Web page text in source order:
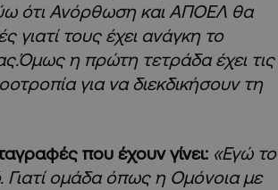
ότι Ανόρθωση και ΑΠΟΕΛ θα
γιατί τους έχει ανάγκη το
η πρώτη τετράδα έχει τις
για να διεκδικήσουν τη
που έχουν γίνει: «Εγώ το
Γιατί ομάδα όπως η Ομόνοια με